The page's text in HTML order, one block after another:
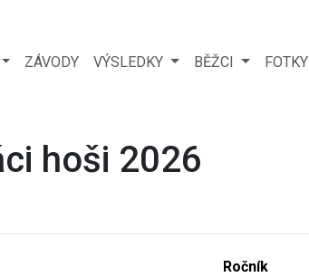
ZÁVODY VÝSLEDKY BĚŽCI FOTKY
hoši 2026
Ročník